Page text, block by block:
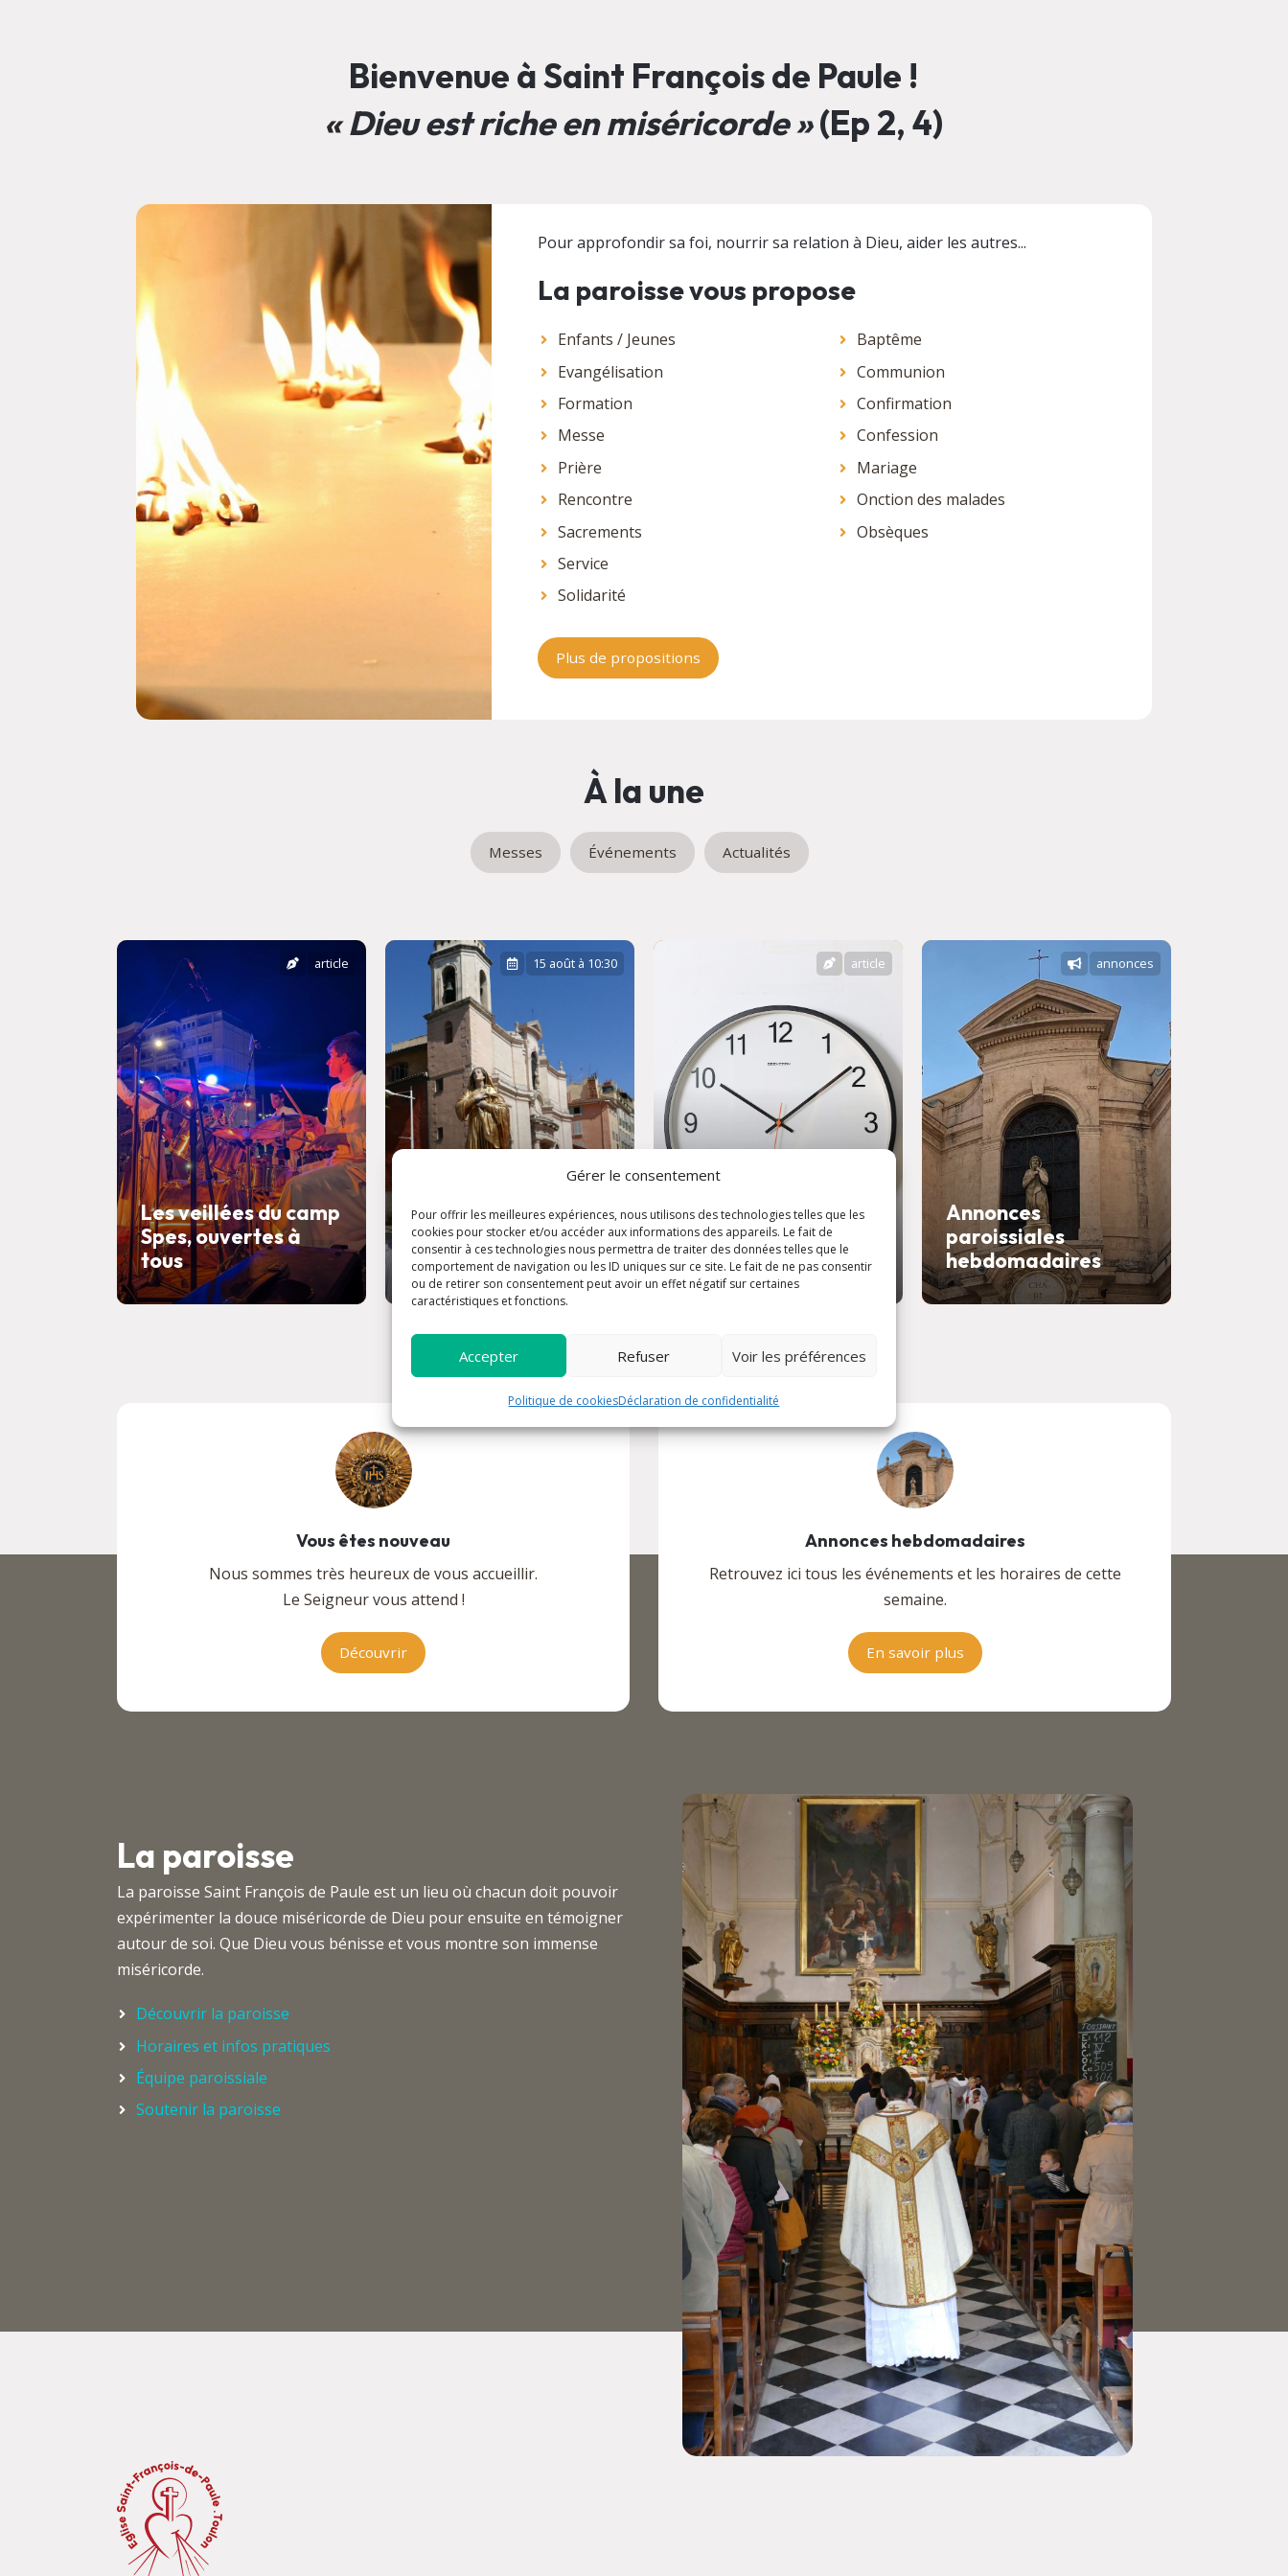
Gérer le consentement
Pour offrir les meilleures expériences, nous utilisons des technologies telles que les
cookies pour stocker et/ou accéder aux informations des appareils. Le fait de
consentir à ces technologies nous permettra de traiter des données telles que le
comportement de navigation ou les ID uniques sur ce site. Le fait de ne pas consentir
ou de retirer son consentement peut avoir un effet négatif sur certaines
caractéristiques et fonctions.
Accepter Refuser Voir les préférences
Politique de cookiesDéclaration de confidentialité
Bienvenue à Saint François de Paule !
« Dieu est riche en miséricorde »(Ep 2, 4)
Pour approfondir sa foi, nourrir sa relation à Dieu, aider les autres...
La paroisse vous propose
Enfants / Jeunes
Evangélisation
Formation
Messe
Prière
Rencontre
Sacrements
Service
Solidarité
Baptême
Communion
Confirmation
Confession
Mariage
Onction des malades
Obsèques
Plus de propositions
À la une
Messes Événements Actualités
Les veillées du camp
Spes, ouvertes à
tous
article
Fête de
l'Assomption
15 août à 10:30
Horaires d'été
article
Annonces
paroissiales
hebdomadaires
annonces
Vous êtes nouveau
Nous sommes très heureux de vous accueillir.
Le Seigneur vous attend !
Découvrir
Annonces hebdomadaires
Retrouvez ici tous les événements et les horaires de cette
semaine.
En savoir plus
La paroisse
La paroisse Saint François de Paule est un lieu où chacun doit pouvoir
expérimenter la douce miséricorde de Dieu pour ensuite en témoigner
autour de soi. Que Dieu vous bénisse et vous montre son immense
miséricorde.
Découvrir la paroisse
Horaires et infos pratiques
Équipe paroissiale
Soutenir la paroisse